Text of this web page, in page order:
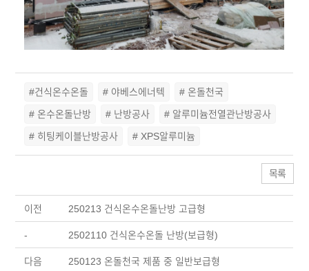
#건식온수온돌 # 야베스에너텍
# 온돌천국
# 온수온돌난방
# 난방공사
# 알루미늄전열관난방공사
# 히팅케이블난방공사
# XPS알루미늄
목록
이전 250213 건식온수온돌난방 고급형
- 2502110 건식온수온돌 난방(보급형)
다음 250123 온돌천국 제품 중 일반보급형